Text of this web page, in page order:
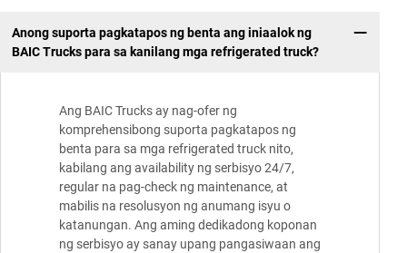
Anong suporta pagkatapos ng benta ang iniaalok ng
BAIC Trucks para sa kanilang mga refrigerated truck?
Ang BAIC Trucks ay nag-ofer ng
komprehensibong suporta pagkatapos ng
benta para sa mga refrigerated truck nito,
kabilang ang availability ng serbisyo 24/7,
regular na pag-check ng maintenance, at
mabilis na resolusyon ng anumang isyu o
katanungan. Ang aming dedikadong koponan
ng serbisyo ay sanay upang pangasiwaan ang